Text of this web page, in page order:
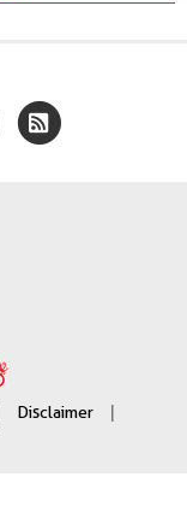
Disclaimer |